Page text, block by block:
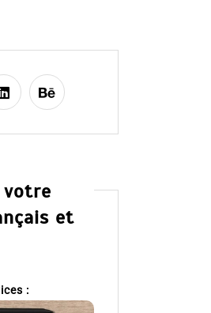
votre
et
: